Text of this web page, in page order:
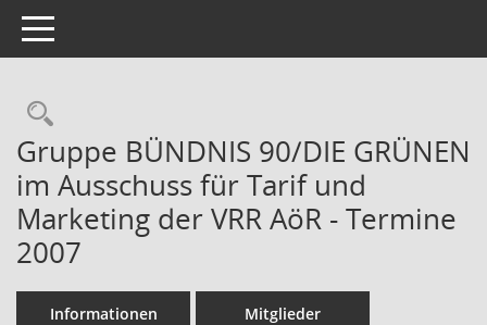
Toggle navigation
Rechercheauswahl
Gruppe BÜNDNIS 90/DIE GRÜNEN
im Ausschuss für Tarif und
Marketing der VRR AöR - Termine
2007
Informationen Mitglieder